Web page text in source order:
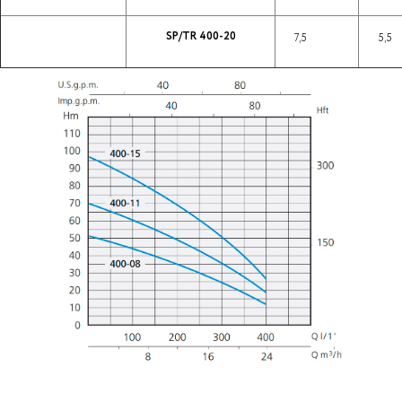
SP/TR 400-20 7,5 5,5